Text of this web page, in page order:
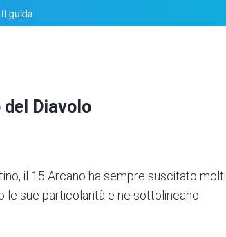
Diavolo
, il 15 Arcano ha sempre suscitato molti
le sue particolarità e ne sottolineano
guida